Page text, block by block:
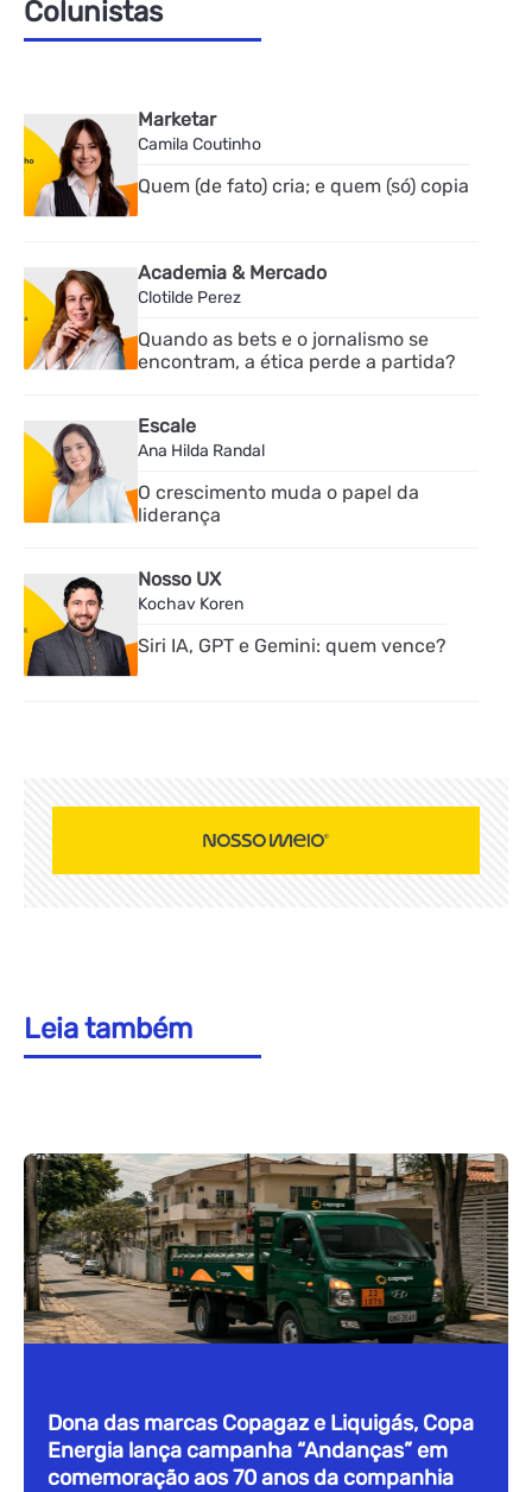
Colunistas
Marketar
Camila Coutinho
Quem (de fato) cria; e quem (só) copia
Academia & Mercado
Clotilde Perez
Quando as bets e o jornalismo se
encontram, a ética perde a partida?
Escale
Ana Hilda Randal
O crescimento muda o papel da
liderança
Nosso UX
Kochav Koren
Siri IA, GPT e Gemini: quem vence?
Leia também
Dona das marcas Copagaz e Liquigás, Copa
Energia lança campanha “Andanças” em
comemoração aos 70 anos da companhia